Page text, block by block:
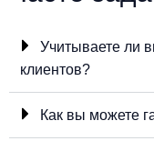
Учитываете ли
клиентов?
Как вы можете